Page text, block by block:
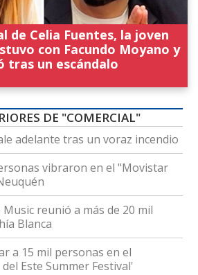
de Celia Fuentes, la joven
con Facundo Moyano y
tras un escándalo
DE "COMERCIAL"
adelante tras un voraz incendio
vibraron en el "Movistar
reunió a más de 20 mil
Blanca
a 15 mil personas en el
Este Summer Festival'